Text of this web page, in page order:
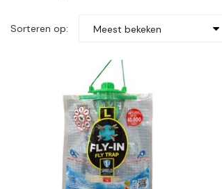
Sorteren op: Meest bekeken